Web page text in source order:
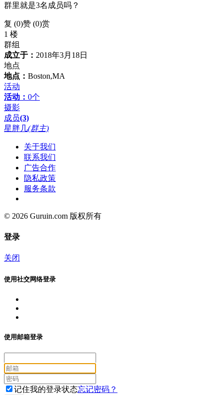
群里就是3名成员吗？
复 (0)赞 (0)赏
1 楼
群组
成立于： 2018年3月18日
地点
地点： Boston,MA
活动
活动： 0个
摄影
成员(3)
星胖几(群主)
关于我们
联系我们
广告合作
隐私政策
服务条款
© 2026 Guruin.com 版权所有
登录
关闭
使用社交网络登录
使用邮箱登录
记住我的登录状态忘记密码？